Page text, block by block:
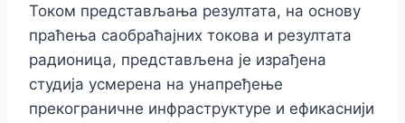
Током представљања резултата, на основу
праћења саобраћајних токова и резултата
радионица, представљена је израђена
студија усмерена на унапређење
прекограничне инфраструктуре и ефикаснији